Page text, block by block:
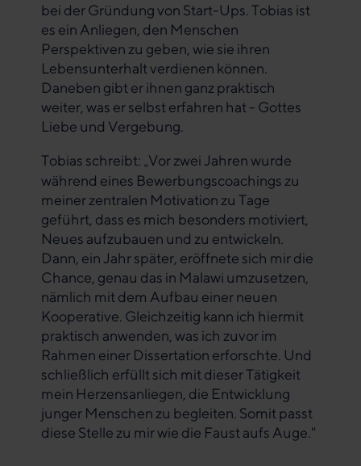
bei der Gründung von Start-Ups. Tobias ist
es ein Anliegen, den Menschen
Perspektiven zu geben, wie sie ihren
Lebensunterhalt verdienen können.
Daneben gibt er ihnen ganz praktisch
weiter, was er selbst erfahren hat - Gottes
Liebe und Vergebung.
Tobias schreibt: „Vor zwei Jahren wurde
während eines Bewerbungscoachings zu
meiner zentralen Motivation zu Tage
geführt, dass es mich besonders motiviert,
Neues aufzubauen und zu entwickeln.
Dann, ein Jahr später, eröffnete sich mir die
Chance, genau das in Malawi umzusetzen,
nämlich mit dem Aufbau einer neuen
Kooperative. Gleichzeitig kann ich hiermit
praktisch anwenden, was ich zuvor im
Rahmen einer Dissertation erforschte. Und
schließlich erfüllt sich mit dieser Tätigkeit
mein Herzensanliegen, die Entwicklung
junger Menschen zu begleiten. Somit passt
diese Stelle zu mir wie die Faust aufs Auge."